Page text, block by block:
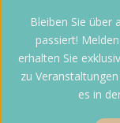
Bleiben Sie über
passiert!
erhalten Sie
zu
es in